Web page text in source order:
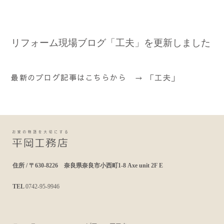
リフォーム現場ブログ「工夫」を更新しました
最新のブログ記事はこちらから → 「工夫」
住所 / 〒630-8226 奈良県奈良市小西町1-8 Axe unit 2F E
TEL0742-95-9946